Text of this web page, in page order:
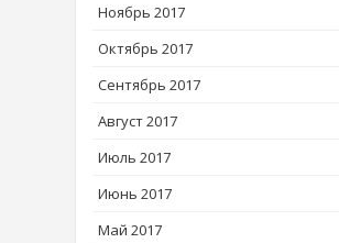
Ноябрь 2017
Октябрь 2017
Сентябрь 2017
Август 2017
Июль 2017
Июнь 2017
Май 2017